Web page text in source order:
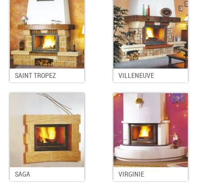
SAINT TROPEZ VILLENEUVE
SAGA VIRGINIE